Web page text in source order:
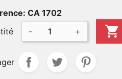
CA 1702
- + 